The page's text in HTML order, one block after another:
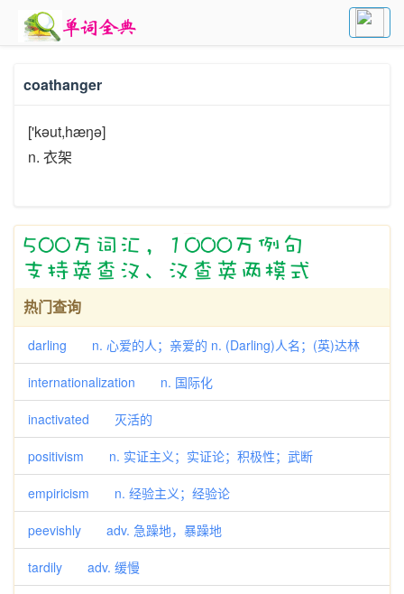
coathanger
['kəut,hæŋə]
n. 衣架
热门查询
darling n. 心爱的人；亲爱的 n. (Darling)人名；(英)达林
internationalization n. 国际化
inactivated 灭活的
positivism n. 实证主义；实证论；积极性；武断
empiricism n. 经验主义；经验论
peevishly adv. 急躁地，暴躁地
tardily adv. 缓慢